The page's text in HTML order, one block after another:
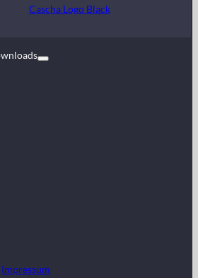
KontaktCascha Logo Black
Impressum